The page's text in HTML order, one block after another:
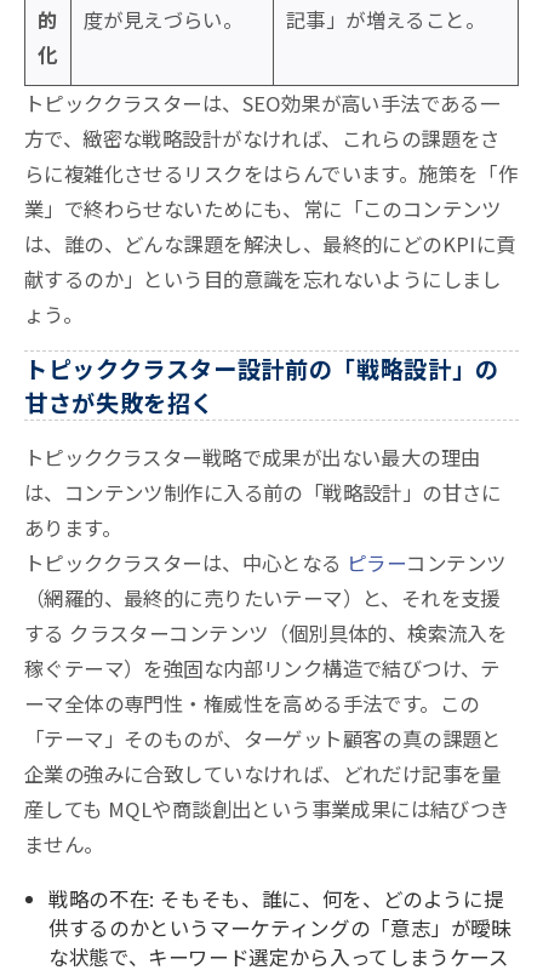
的
化
度が見えづらい。
記事」が増えること。
トピッククラスターは、SEO効果が高い手法である一
方で、緻密な戦略設計がなければ、これらの課題をさ
らに複雑化させるリスクをはらんでいます。施策を「作
業」で終わらせないためにも、常に「このコンテンツ
は、誰の、どんな課題を解決し、最終的にどのKPIに貢
献するのか」という目的意識を忘れないようにしまし
ょう。
トピッククラスター設計前の「戦略設計」の
甘さが失敗を招く
トピッククラスター戦略で成果が出ない最大の理由
は、コンテンツ制作に入る前の「戦略設計」の甘さに
あります。
トピッククラスターは、中心となる ピラーコンテンツ
（網羅的、最終的に売りたいテーマ）と、それを支援
する クラスターコンテンツ（個別具体的、検索流入を
稼ぐテーマ）を強固な内部リンク構造で結びつけ、テ
ーマ全体の専門性・権威性を高める手法です。この
「テーマ」そのものが、ターゲット顧客の真の課題と
企業の強みに合致していなければ、どれだけ記事を量
産しても MQLや商談創出という事業成果には結びつき
ません。
戦略の不在: そもそも、誰に、何を、どのように提
供するのかというマーケティングの「意志」が曖昧
な状態で、キーワード選定から入ってしまうケース